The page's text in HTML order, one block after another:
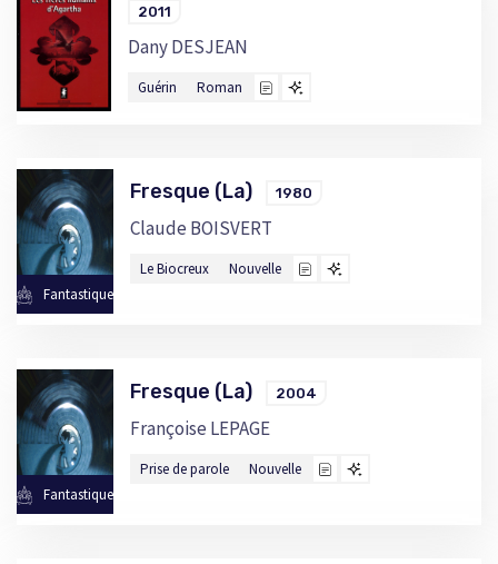
2011
Dany DESJEAN
Guérin Roman
Fantastique
Fresque (La) 1980
Claude BOISVERT
Le Biocreux Nouvelle
Fantastique
Fresque (La) 2004
Françoise LEPAGE
Prise de parole Nouvelle